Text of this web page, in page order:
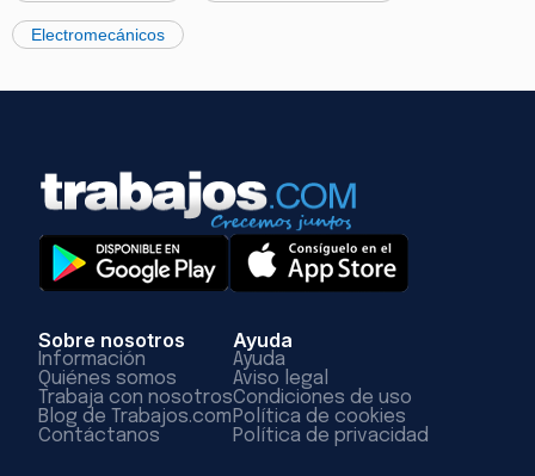
Electromecánicos
Sobre nosotros
Información
Quiénes somos
Trabaja con nosotros
Blog de Trabajos.com
Contáctanos
Ayuda
Ayuda
Aviso legal
Condiciones de uso
Política de cookies
Política de privacidad